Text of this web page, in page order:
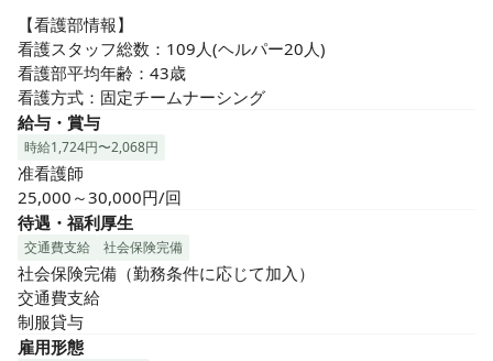
こともあり、残業時間も月平均2～3時間程度と少ないです♪
❸誰もが働きやすい職場！
子育て世代のナースも多く育休復帰率ほぼ100％です。勤務
スタイルも様々なので、ご自身に合った働き方が可能です♪子
育て経験がある管理者も多いので、お子様に関する急なお休
みにも寛大な環境があります。
❹幅広い知識と技術が身につく環境！スキルアップも◎
内科、外科、整形外科、泌尿器科、透析など複数の疾患を持
った患者さんの看護が幅広く学べます。新卒～経験豊富な方
まで様々なスタッフがいるので、それぞれのステージに合わ
せた教育体制も整っています。（教育体制参照）
【看護部情報】
看護スタッフ総数：109人(ヘルパー20人)
看護部平均年齢：43歳
看護方式：固定チームナーシング
給与・賞与
時給1,724円〜2,068円
准看護師
25,000～30,000円/回
待遇・福利厚生
交通費支給 社会保険完備
社会保険完備（勤務条件に応じて加入）
交通費支給
制服貸与
雇用形態